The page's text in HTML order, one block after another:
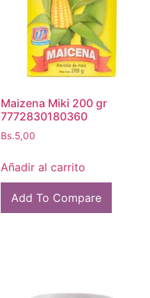
Maizena Miki 200 gr
7772830180360
Bs.5,00
Añadir al carrito
Add To Compare